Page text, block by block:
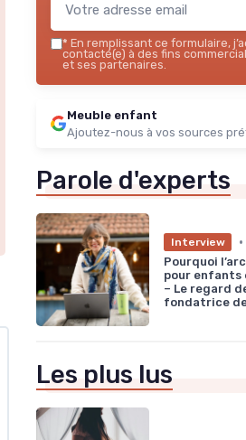
* En remplissant ce formulaire,
contacté(e) à des fins
et ses partenaires.
Meuble enfant
Ajoutez-nous à vos sources
Parole d'experts
Interview •
Pourquoi
pour enfants
– Le regard
fondatrice de
Les plus lus